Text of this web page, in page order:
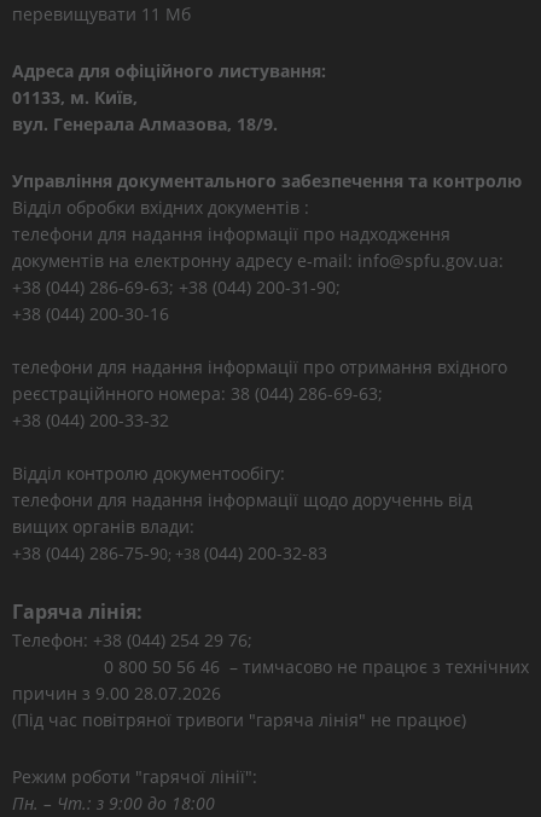
перевищувати 11 Мб
Адреса для офіційного листування:
01133, м. Київ,
вул. Генерала Алмазова, 18/9.
Управління документального забезпечення та контролю
Відділ обробки вхідних документів :
телефони для надання інформації про надходження
документів на електронну адресу e-mail: info@spfu.gov.ua:
+38 (044) 286-69-63; +38 (044) 200-31-90;
+38 (044) 200-30-16
телефони для надання інформації про отримання вхідного
реєстраційнного номера: 38 (044) 286-69-63;
+38 (044) 200-33-32
Відділ контролю документообігу:
телефони для надання інформації щодо дорученнь від
вищих органів влади:
+38 (044) 286-75-90; +38 (044) 200-32-83
Гаряча лінія:
Телефон: +38 (044) 254 29 76;
0 800 50 56 46 – тимчасово не працює з технічних
причин з 9.00 28.07.2026
(Під час повітряної тривоги "гаряча лінія" не працює)
Режим роботи "гарячої лінії":
Пн. – Чт.: з 9:00 до 18:00